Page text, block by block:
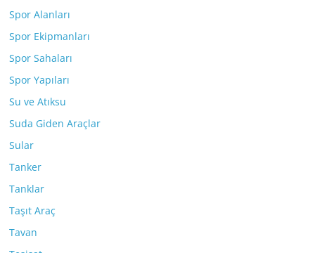
Spor Alanları
Spor Ekipmanları
Spor Sahaları
Spor Yapıları
Su ve Atıksu
Suda Giden Araçlar
Sular
Tanker
Tanklar
Taşıt Araç
Tavan